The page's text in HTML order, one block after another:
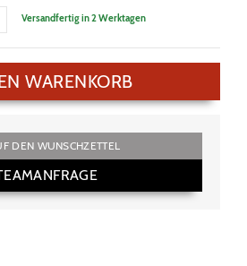
Versandfertig in 2 Werktagen
WARENKORB
DEN WUNSCHZETTEL